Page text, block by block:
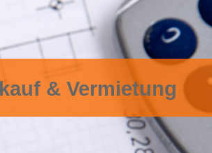
& Vermietung